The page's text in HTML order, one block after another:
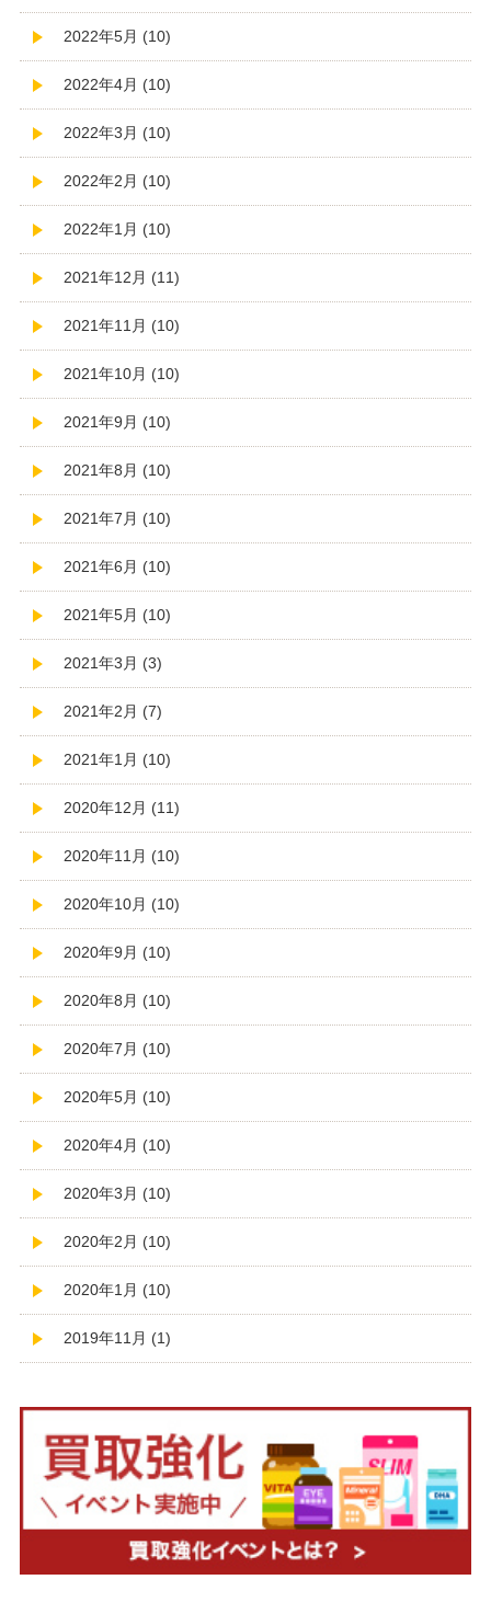
2022年5月 (10)
2022年4月 (10)
2022年3月 (10)
2022年2月 (10)
2022年1月 (10)
2021年12月 (11)
2021年11月 (10)
2021年10月 (10)
2021年9月 (10)
2021年8月 (10)
2021年7月 (10)
2021年6月 (10)
2021年5月 (10)
2021年3月 (3)
2021年2月 (7)
2021年1月 (10)
2020年12月 (11)
2020年11月 (10)
2020年10月 (10)
2020年9月 (10)
2020年8月 (10)
2020年7月 (10)
2020年5月 (10)
2020年4月 (10)
2020年3月 (10)
2020年2月 (10)
2020年1月 (10)
2019年11月 (1)